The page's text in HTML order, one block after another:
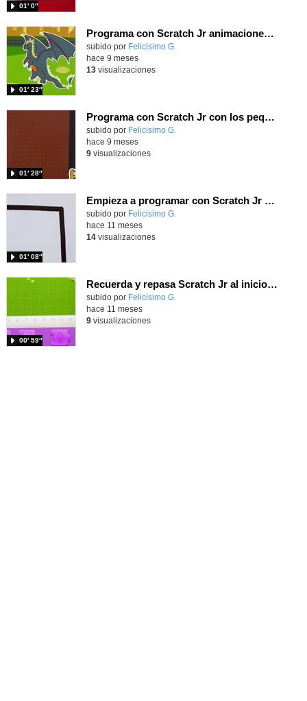
01′ 0″
Programa con Scratch Jr animaciones para trabajar los bloques de movimiento y modificar los personajes
Contenido educativo.
subido por Felicisimo G.
01′ 23″
hace 9 meses
13visualizaciones
Programa con Scratch Jr con los pequeños del cole una aventura ninja
Contenido educativo.
subido por Felicisimo G.
01′ 28″
hace 9 meses
9visualizaciones
Empieza a programar con Scratch Jr usando los bloques azules de movimiento con el reto de no tocar las paredes del laberinto.
Contenido educativo.
subido por Felicisimo G.
01′ 08″
hace 11 meses
14visualizaciones
Recuerda y repasa Scratch Jr al inicio del curso con una animación.
Contenido educativo.
subido por Felicisimo G.
00′ 59″
hace 11 meses
9visualizaciones